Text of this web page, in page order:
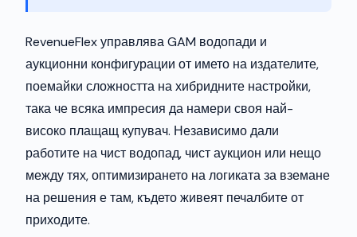
RevenueFlex управлява GAM водопади и
аукционни конфигурации от името на издателите,
поемайки сложността на хибридните настройки,
така че всяка импресия да намери своя най-
високо плащащ купувач. Независимо дали
работите на чист водопад, чист аукцион или нещо
между тях, оптимизирането на логиката за вземане
на решения е там, където живеят печалбите от
приходите.